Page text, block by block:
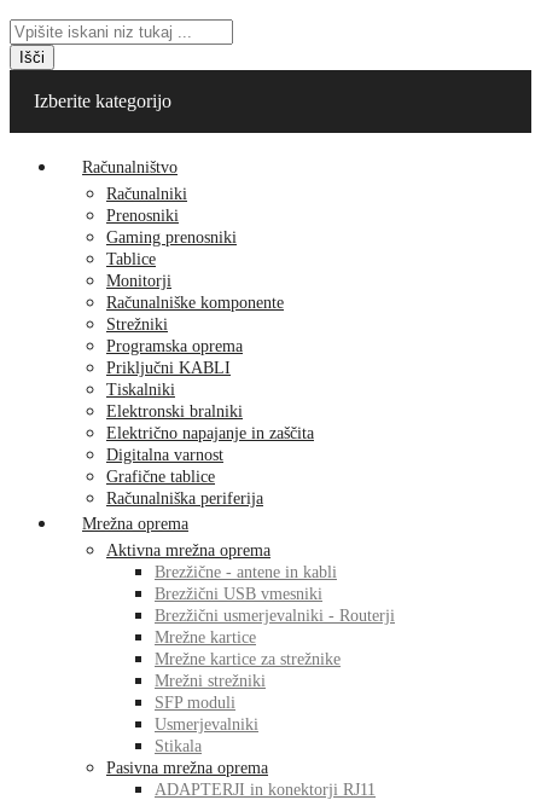
Išči
Izberite kategorijo
Računalništvo
Računalniki
Prenosniki
Gaming prenosniki
Tablice
Monitorji
Računalniške komponente
Strežniki
Programska oprema
Priključni KABLI
Tiskalniki
Elektronski bralniki
Električno napajanje in zaščita
Digitalna varnost
Grafične tablice
Računalniška periferija
Mrežna oprema
Aktivna mrežna oprema
Brezžične - antene in kabli
Brezžični USB vmesniki
Brezžični usmerjevalniki - Routerji
Mrežne kartice
Mrežne kartice za strežnike
Mrežni strežniki
SFP moduli
Usmerjevalniki
Stikala
Pasivna mrežna oprema
ADAPTERJI in konektorji RJ11